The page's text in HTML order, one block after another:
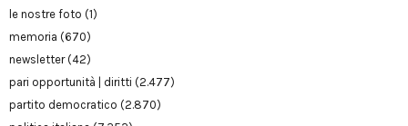
le nostre foto (1)
memoria (670)
newsletter(42)
pari opportunità | diritti (2.477)
partito democratico (2.870)